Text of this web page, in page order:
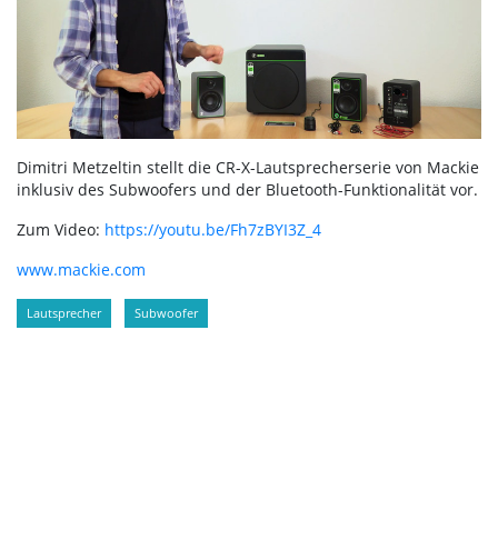
Dimitri Metzeltin stellt die CR-X-Lautsprecherserie von Mackie
inklusiv des Subwoofers und der Bluetooth-Funktionalität vor.
Zum Video: https://youtu.be/Fh7zBYI3Z_4
www.mackie.com
Lautsprecher Subwoofer